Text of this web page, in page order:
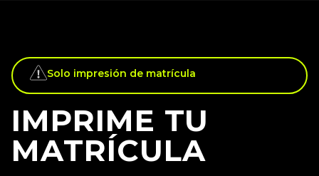
Solo impresión de matrícula
IMPRIME TU
MATRÍCULA